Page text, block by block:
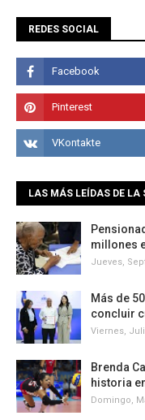
REDES SOCIAL
LAS MÁS LEÍDAS DE LA
millones
Jueves,
Más de
concluir
Viernes,
Brenda
historia
Domingo,